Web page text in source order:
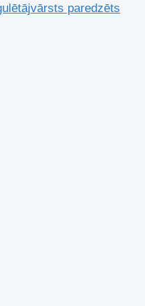
paredzēts